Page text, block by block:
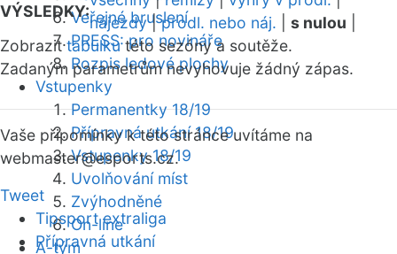
Veřejné bruslení
PRESS: pro novináře
Rozpis ledové plochy
Vstupenky
Permanentky 18/19
Přípravná utkání 18/19
Vstupenky 18/19
Uvolňování míst
Zvýhodněné
On-line
A-tým
VÝSLEDKY:
nájezdy|prodl. nebo náj. s nulou
Zobrazittabulkutéto sezóny a soutěže.
Zadaným parametrům nevyhovuje žádný zápas.
Vaše připomínky k této stránce uvítáme na
webmaster@esports.cz.
Tweet
Tipsport extraliga
Přípravná utkání